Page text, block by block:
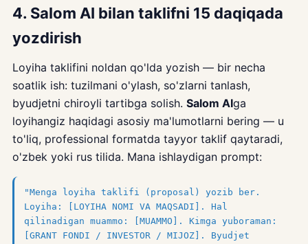
4. Salom AI bilan taklifni 15 daqiqada
yozdirish
Loyiha taklifini noldan qo'lda yozish — bir necha
soatlik ish: tuzilmani o'ylash, so'zlarni tanlash,
byudjetni chiroyli tartibga solish. Salom AIga
loyihangiz haqidagi asosiy ma'lumotlarni bering — u
to'liq, professional formatda tayyor taklif qaytaradi,
o'zbek yoki rus tilida. Mana ishlaydigan prompt:
"Menga loyiha taklifi (proposal) yozib ber.
Loyiha: [LOYIHA NOMI VA MAQSADI]. Hal
qilinadigan muammo: [MUAMMO]. Kimga yuboraman:
[GRANT FONDI / INVESTOR / MIJOZ]. Byudjet